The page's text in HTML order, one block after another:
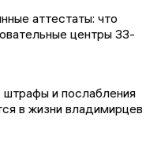
аттестаты: что
центры 33-
штрафы и послабления
в жизни владимирцев